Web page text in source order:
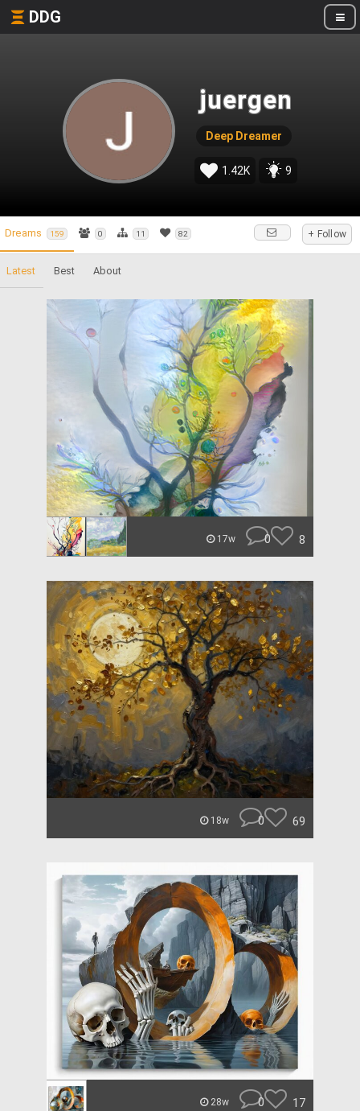
DDG
juergen
Deep Dreamer
1.42K 9
Dreams 159 0 11 82 + Follow
Latest Best About
17w 0 8
18w 0 69
28w 0 17